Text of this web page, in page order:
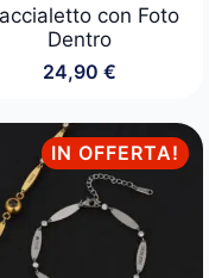
con Foto
Dentro
24,90 €
IN OFFERTA!